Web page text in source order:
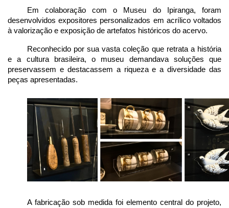
Em colaboração com o Museu do Ipiranga, foram
desenvolvidos expositores personalizados em acrílico voltados
à valorização e exposição de artefatos históricos do acervo.
Reconhecido por sua vasta coleção que retrata a história
e a cultura brasileira, o museu demandava soluções que
preservassem e destacassem a riqueza e a diversidade das
peças apresentadas.
A fabricação sob medida foi elemento central do projeto,